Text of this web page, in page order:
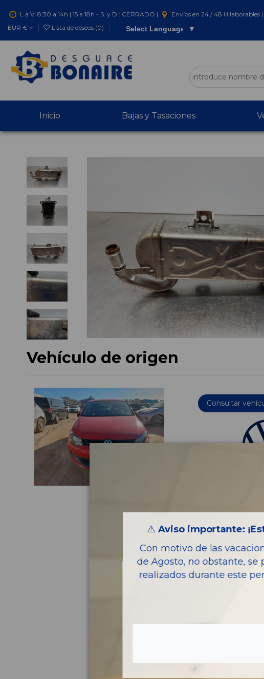
L a V: 8:30 a 14h | 15 a 18h - S. y D.: CERRADO | Envíos en 24 / 48 H laborables
EUR €
Lista de deseos (0) Select Language ▼
Inicio Bajas y Tasaciones
Vehículo de origen
Consultar
⚠️ Aviso importante:
Con motivo de las
de Agosto, no obstante,
realizados durante este